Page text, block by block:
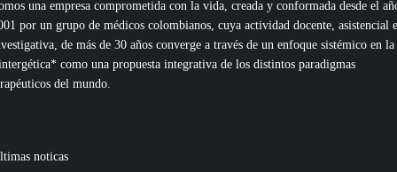
una empresa comprometida con la vida, creada y conformada desde el
por un grupo de médicos colombianos, cuya actividad docente, asistencial e
de más de 30 años converge a través de un enfoque sistémico en la
como una propuesta integrativa de los distintos paradigmas
del mundo.
noticas